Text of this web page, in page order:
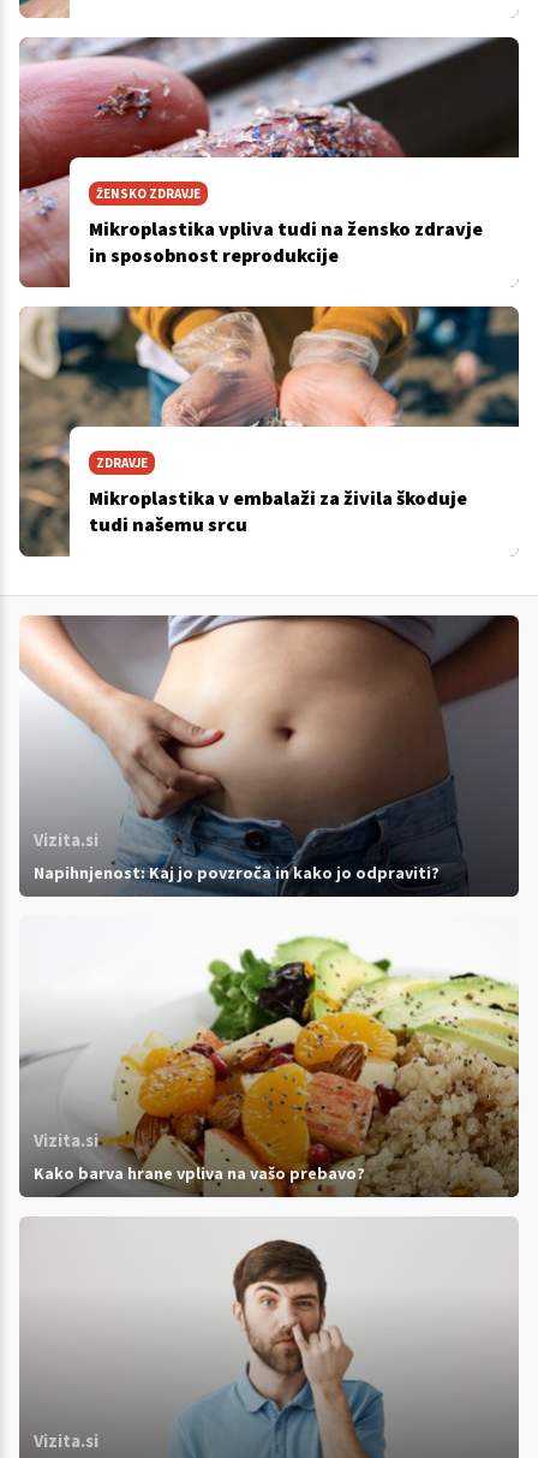
ŽENSKO ZDRAVJE
Mikroplastika vpliva tudi na žensko zdravje
in sposobnost reprodukcije
ZDRAVJE
Mikroplastika v embalaži za živila škoduje
tudi našemu srcu
Vizita.si
Napihnjenost: Kaj jo povzroča in kako jo odpraviti?
Vizita.si
Kako barva hrane vpliva na vašo prebavo?
Vizita.si